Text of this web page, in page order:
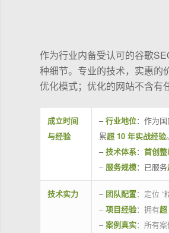
作为行业内备受认可的谷歌
种细节。专业的技术，实惠的
优化模式；优化的网站不含有
成立时间
与经验
–行业地位：作为国
累超 10 年实战经验。
–技术体系： 首创
– 服务规模：已服务
技术实力 – 团队配置：定位 “
– 项目经验：拥有
– 案例真实：所有